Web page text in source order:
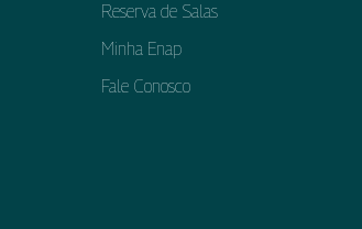
Reserva de Salas
Minha Enap
Fale Conosco